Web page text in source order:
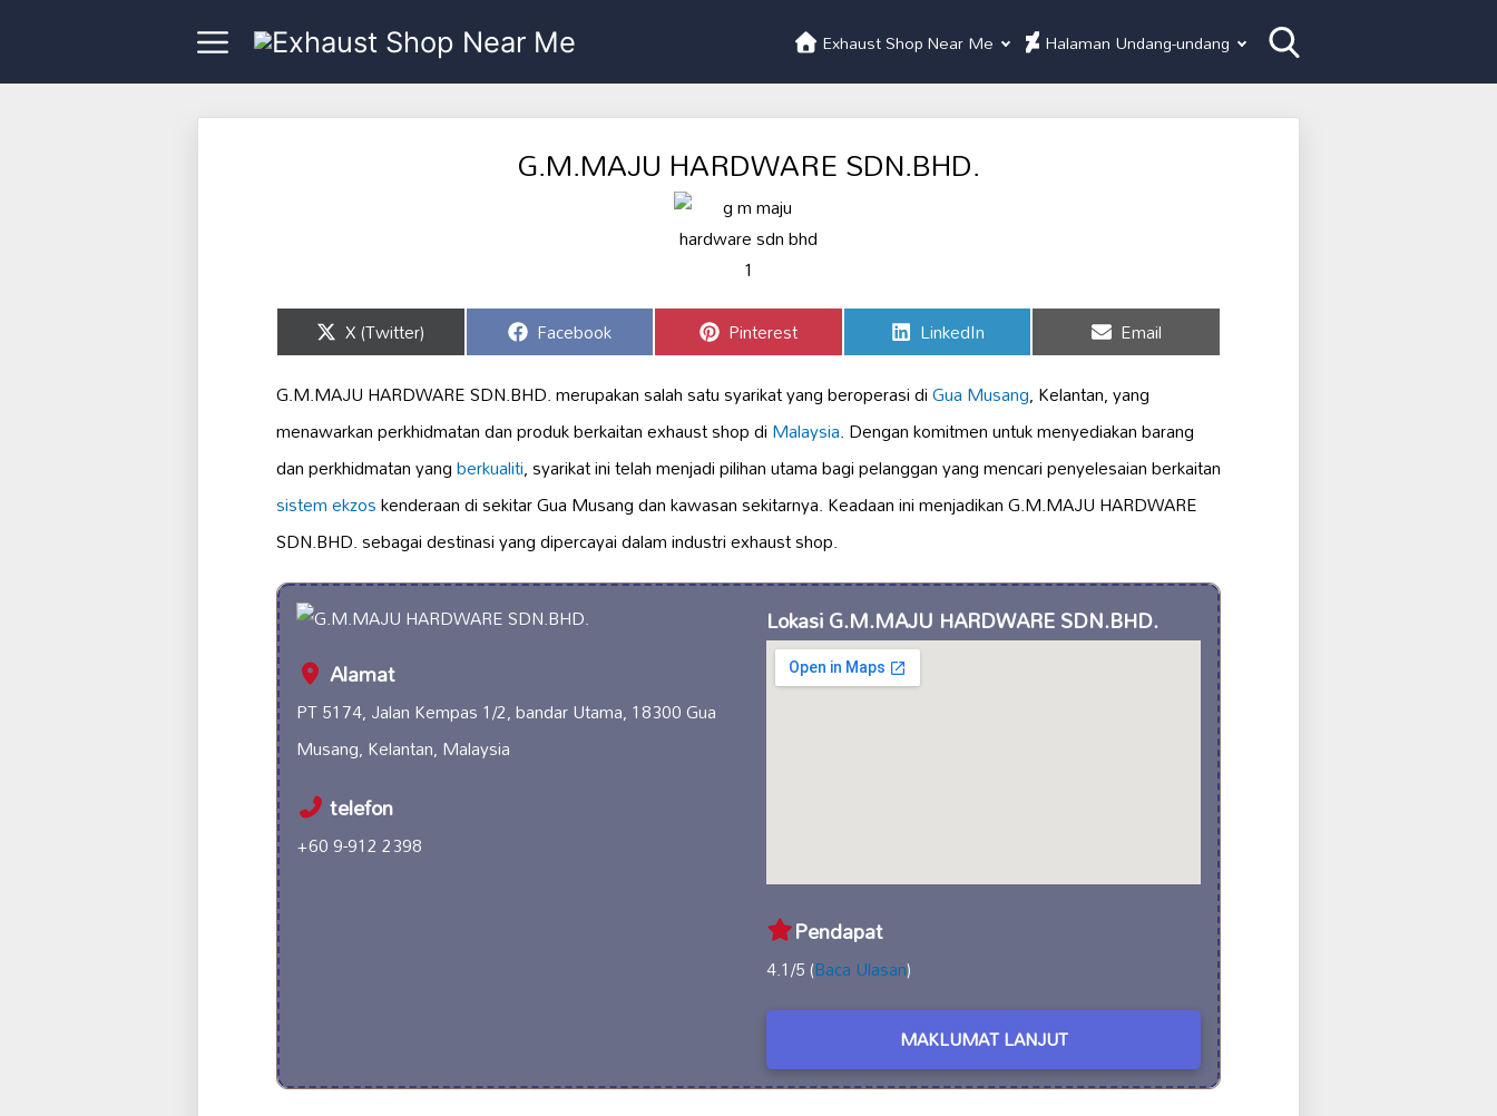
Exhaust Shop Near Me Halaman Undang-undang
G.M.MAJU HARDWARE SDN.BHD.
Share
on
X (Twitter) Share
on
Facebook Share
on
Pinterest Share
on
LinkedIn Share
on
Email
G.M.MAJU HARDWARE SDN.BHD. merupakan salah satu syarikat yang beroperasi diGua Musang, Kelantan, yang
menawarkan perkhidmatan dan produk berkaitan exhaust shop diMalaysia. Dengan komitmen untuk menyediakan barang
dan perkhidmatan yangberkualiti, syarikat ini telah menjadi pilihan utama bagi pelanggan yang mencari penyelesaian berkaitan
sistem ekzoskenderaan di sekitar Gua Musang dan kawasan sekitarnya. Keadaan ini menjadikan G.M.MAJU HARDWARE
SDN.BHD. sebagai destinasi yang dipercayai dalam industri exhaust shop.
Alamat
PT 5174, Jalan Kempas 1/2, bandar Utama, 18300 Gua
Musang, Kelantan, Malaysia
telefon
+60 9-912 2398
Lokasi G.M.MAJU HARDWARE SDN.BHD.
Pendapat
4.1/5 (Baca Ulasan)
MAKLUMAT LANJUT